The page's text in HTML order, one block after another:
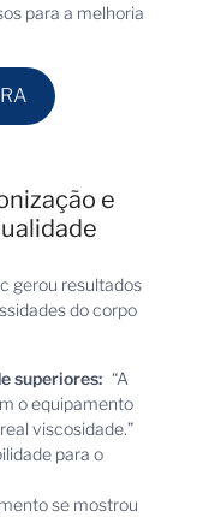
para a melhoria
e
gerou resultados
do corpo
superiores: “A
o equipamento
viscosidade.”
para o
se mostrou